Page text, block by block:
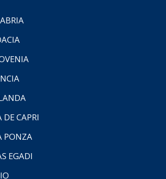
DE CAPRI
PONZA
EGADI